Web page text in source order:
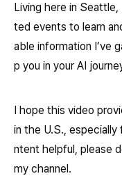
Living here in
ted events to learn
able information I’ve
p you in your AI
I hope this video
in the U.S.,
ntent helpful, please
my channel.